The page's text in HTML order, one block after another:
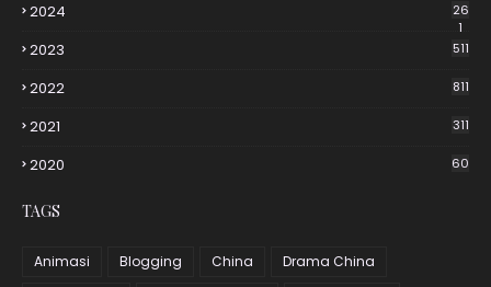
2024
26
1
2023 511
2022 811
2021 311
2020 60
TAGS
Animasi Blogging China
Drama China